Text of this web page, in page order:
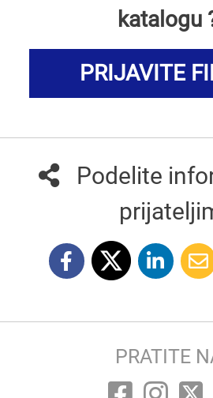
katalogu
PRIJAVITE
Podelite
PRATITE